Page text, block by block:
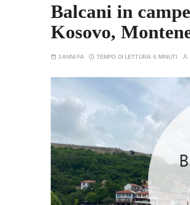
Balcani in
Kosovo,
3 ANNI FA TEMPO DI LETTURA:6 MINUTI